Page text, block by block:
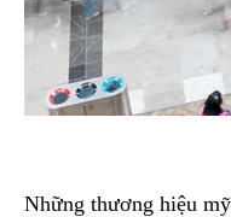
Những thương hiệu